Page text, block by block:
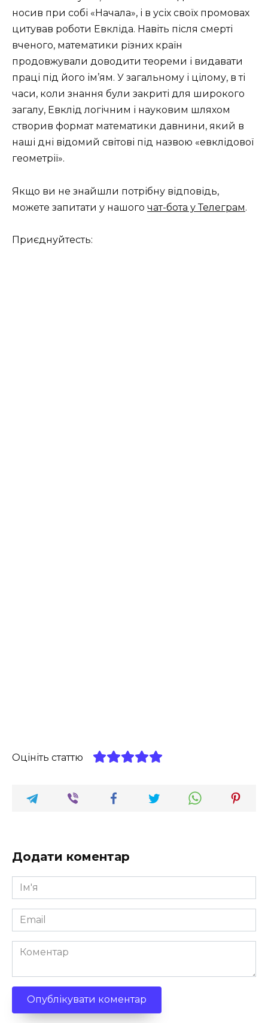
носив при собі «Начала», і в усіх своїх промовах
цитував роботи Евкліда. Навіть після смерті
вченого, математики різних країн
продовжували доводити теореми і видавати
праці під його ім’ям. У загальному і цілому, в ті
часи, коли знання були закриті для широкого
загалу, Евклід логічним і науковим шляхом
створив формат математики давнини, який в
наші дні відомий світові під назвою «евклідової
геометрії».
Якщо ви не знайшли потрібну відповідь,
можете запитати у нашого чат-бота у Телеграм.
Приєднуйтесть:
Оцініть статтю
Додати коментар
Ім'я
*
Email
*
Коментар